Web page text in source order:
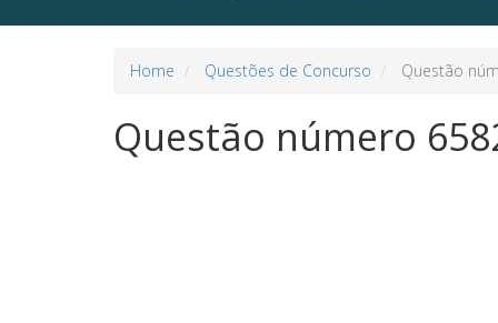
Home Questões de Concurso Questão
Questão número